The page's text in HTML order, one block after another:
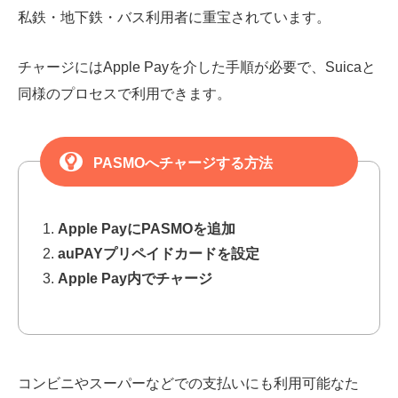
私鉄・地下鉄・バス利用者に重宝されています。
チャージにはApple Payを介した手順が必要で、Suicaと
同様のプロセスで利用できます。
PASMOへチャージする方法
Apple PayにPASMOを追加
auPAYプリペイドカードを設定
Apple Pay内でチャージ
コンビニやスーパーなどでの支払いにも利用可能なた